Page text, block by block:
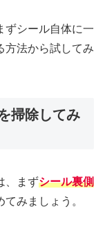
ずシール自体に一
方法から試してみ
掃除してみ
、まずシール裏側
てみましょう。